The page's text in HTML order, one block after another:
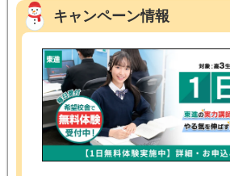
キャンペーン情報